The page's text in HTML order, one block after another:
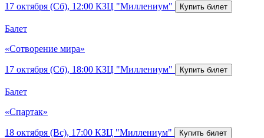
17 октября (Сб), 12:00 КЗЦ "Миллениум"
Балет
«Сотворение мира»
17 октября (Сб), 18:00 КЗЦ "Миллениум"
Балет
«Спартак»
18 октября (Вс), 17:00 КЗЦ "Миллениум"